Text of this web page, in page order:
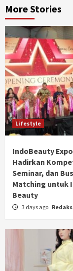
More Stories
Lifestyle
IndoBeauty
Hadirkan
Seminar, dan
Matching untuk
Beauty
3 days ago